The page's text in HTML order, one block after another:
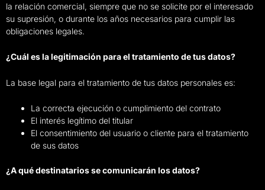
la relación comercial, siempre que no se solicite por el interesado
su supresión, o durante los años necesarios para cumplir las
obligaciones legales.
¿Cuál es la legitimación para el tratamiento de tus datos?
La base legal para el tratamiento de tus datos personales es:
La correcta ejecución o cumplimiento del contrato
El interés legítimo del titular
El consentimiento del usuario o cliente para el tratamiento
de sus datos
¿A qué destinatarios se comunicarán los datos?